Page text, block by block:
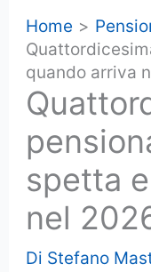
Home
quando arriva
spetta
nel
Di Stefano